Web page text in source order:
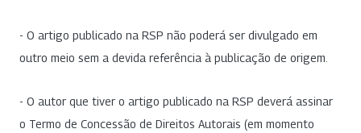
- O artigo publicado na RSP não poderá ser divulgado em
outro meio sem a devida referência à publicação de origem.
- O autor que tiver o artigo publicado na RSP deverá assinar
o Termo de Concessão de Direitos Autorais (em momento